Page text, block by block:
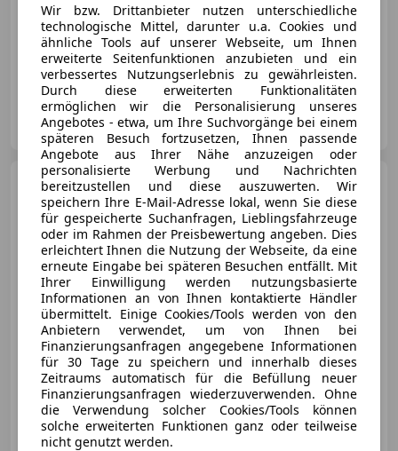
03/2008 285 000 km Diesel 103 kW (140 PS)
Privat
AT-6922 Wolfurt
Audi S5Coupé 4,2 FSI V8
quattro Aut.
€ 6 000
08/2009 208 000 km
Wir bzw. Drittanbieter nutzen unterschiedliche
technologische Mittel, darunter u.a. Cookies und
ähnliche Tools auf unserer Webseite, um Ihnen
erweiterte Seitenfunktionen anzubieten und ein
verbessertes Nutzungserlebnis zu gewährleisten.
Durch diese erweiterten Funktionalitäten
ermöglichen wir die Personalisierung unseres
Angebotes - etwa, um Ihre Suchvorgänge bei einem
späteren Besuch fortzusetzen, Ihnen passende
Angebote aus Ihrer Nähe anzuzeigen oder
personalisierte Werbung und Nachrichten
bereitzustellen und diese auszuwerten. Wir
speichern Ihre E-Mail-Adresse lokal, wenn Sie diese
für gespeicherte Suchanfragen, Lieblingsfahrzeuge
oder im Rahmen der Preisbewertung angeben. Dies
erleichtert Ihnen die Nutzung der Webseite, da eine
erneute Eingabe bei späteren Besuchen entfällt. Mit
Ihrer Einwilligung werden nutzungsbasierte
Informationen an von Ihnen kontaktierte Händler
übermittelt. Einige Cookies/Tools werden von den
Anbietern verwendet, um von Ihnen bei
Finanzierungsanfragen angegebene Informationen
für 30 Tage zu speichern und innerhalb dieses
Zeitraums automatisch für die Befüllung neuer
Finanzierungsanfragen wiederzuverwenden. Ohne
die Verwendung solcher Cookies/Tools können
solche erweiterten Funktionen ganz oder teilweise
nicht genutzt werden.